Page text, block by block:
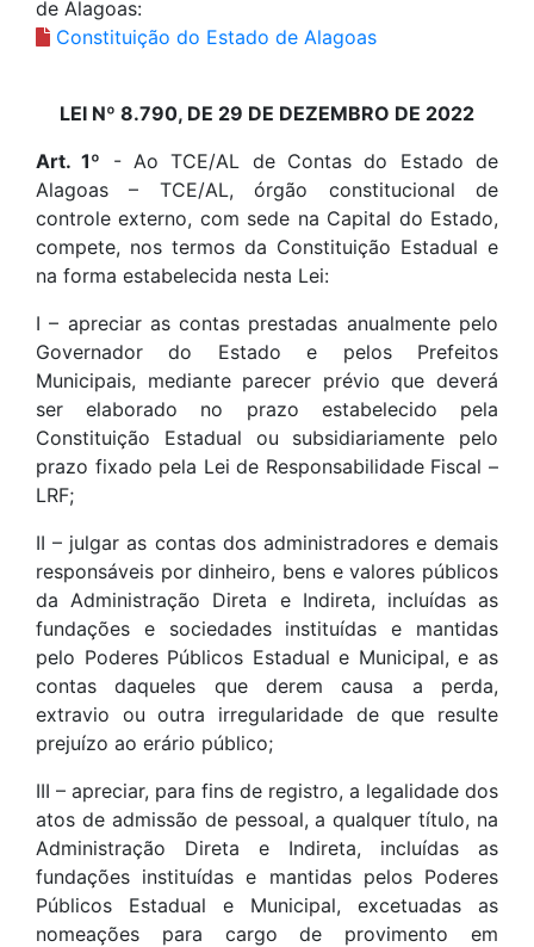
de Alagoas:
Constituição do Estado de Alagoas
LEI Nº 8.790, DE 29 DE DEZEMBRO DE 2022
Art. 1º - Ao TCE/AL de Contas do Estado de
Alagoas – TCE/AL, órgão constitucional de
controle externo, com sede na Capital do Estado,
compete, nos termos da Constituição Estadual e
na forma estabelecida nesta Lei:
I – apreciar as contas prestadas anualmente pelo
Governador do Estado e pelos Prefeitos
Municipais, mediante parecer prévio que deverá
ser elaborado no prazo estabelecido pela
Constituição Estadual ou subsidiariamente pelo
prazo fixado pela Lei de Responsabilidade Fiscal –
LRF;
II – julgar as contas dos administradores e demais
responsáveis por dinheiro, bens e valores públicos
da Administração Direta e Indireta, incluídas as
fundações e sociedades instituídas e mantidas
pelo Poderes Públicos Estadual e Municipal, e as
contas daqueles que derem causa a perda,
extravio ou outra irregularidade de que resulte
prejuízo ao erário público;
III – apreciar, para fins de registro, a legalidade dos
atos de admissão de pessoal, a qualquer título, na
Administração Direta e Indireta, incluídas as
fundações instituídas e mantidas pelos Poderes
Públicos Estadual e Municipal, excetuadas as
nomeações para cargo de provimento em